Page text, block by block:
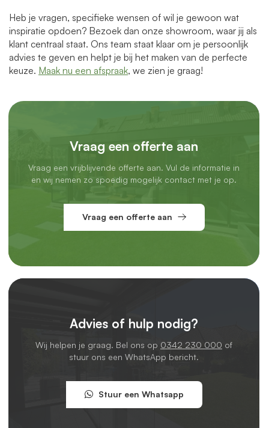
Heb je vragen, specifieke wensen of wil je gewoon wat
inspiratie opdoen? Bezoek dan onze showroom, waar jij als
klant centraal staat. Ons team staat klaar om je persoonlijk
advies te geven en helpt je bij het maken van de perfecte
keuze. Maak nu een afspraak, we zien je graag!
Vraag een offerte aan
Vraag een vrijblijvende offerte aan. Vul de informatie in
en wij nemen zo spoedig mogelijk contact met je op.
Vraag een offerte aan
Advies of hulp nodig?
Wij helpen je graag. Bel ons op 0342 230 000 of
stuur ons een WhatsApp bericht.
Stuur een Whatsapp